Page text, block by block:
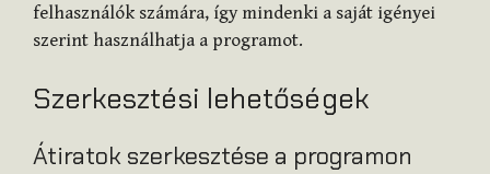
felhasználók számára, így mindenki a saját igényei
szerint használhatja a programot.
Szerkesztési lehetőségek
Átiratok szerkesztése a programon